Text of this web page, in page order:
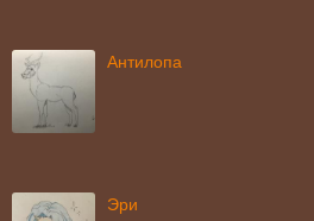
Антилопа
Эри